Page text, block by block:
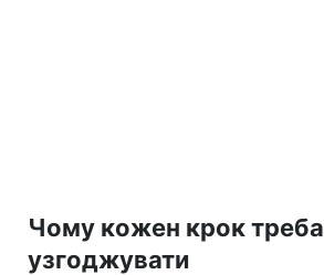
Чому кожен крок треба
узгоджувати